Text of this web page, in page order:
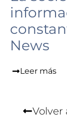
News
Leer más
Volver